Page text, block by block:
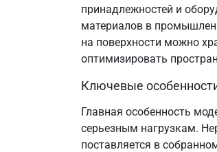
принадлежностей и
материалов в
на поверхности можно
оптимизировать
Ключевые
Главная особенность
серьезным нагрузкам.
поставляется в